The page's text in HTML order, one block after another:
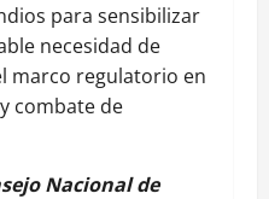
para sensibilizar
necesidad de
marco regulatorio en
combate de
Nacional de